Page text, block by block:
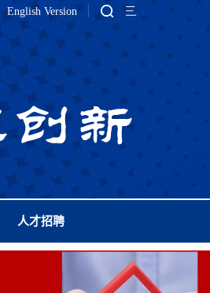
English Version
人才招聘